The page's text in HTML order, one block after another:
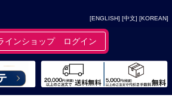
[ENGLISH] [中文] [KOREAN]
インショップ ログイン